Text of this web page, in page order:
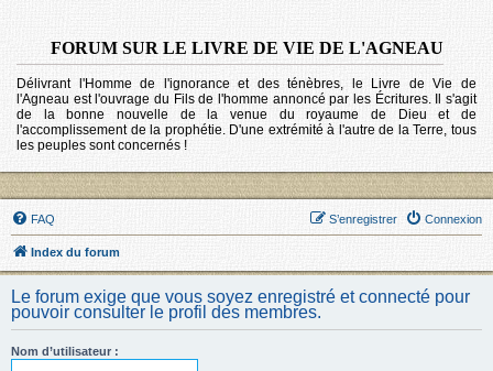
FORUM SUR LE LIVRE DE VIE DE L'AGNEAU
Délivrant l'Homme de l'ignorance et des ténèbres, le Livre de Vie de
l'Agneau est l'ouvrage du Fils de l'homme annoncé par les Écritures. Il s'agit
de la bonne nouvelle de la venue du royaume de Dieu et de
l'accomplissement de la prophétie. D'une extrémité à l'autre de la Terre, tous
les peuples sont concernés !
FAQ Connexion
S’enregistrer
Index du forum
Le forum exige que vous soyez enregistré et connecté pour
pouvoir consulter le profil des membres.
Nom d’utilisateur :